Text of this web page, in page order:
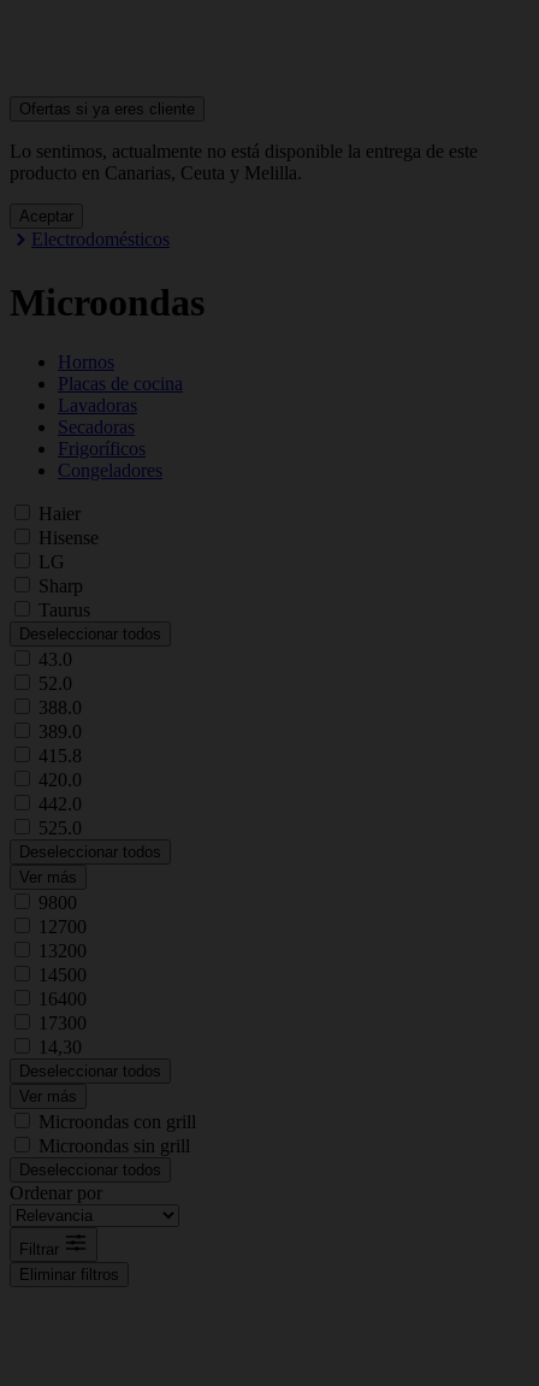
Ofertas si ya eres cliente
Lo sentimos, actualmente no está disponible la entrega de este
producto en Canarias, Ceuta y Melilla.
Aceptar
Electrodomésticos
Microondas
Hornos
Placas de cocina
Lavadoras
Secadoras
Frigoríficos
Congeladores
Haier
Hisense
LG
Sharp
Taurus
Deseleccionar todos
43.0
52.0
388.0
389.0
415.8
420.0
442.0
525.0
Deseleccionar todos
Ver más
9800
12700
13200
14500
16400
17300
14,30
Deseleccionar todos
Ver más
Microondas con grill
Microondas sin grill
Deseleccionar todos
Ordenar por
Filtrar
Eliminar filtros